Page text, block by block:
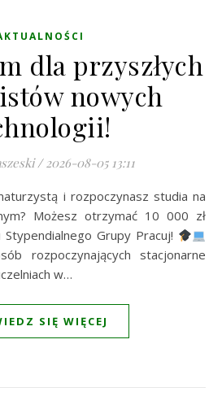
dla przyszłych
nowych
/ 2026-08-05 13:11
Możesz otrzymać 10 000 zł
Grupy Pracuj!
rozpoczynających stacjonarne
w…
SIĘ WIĘCEJ